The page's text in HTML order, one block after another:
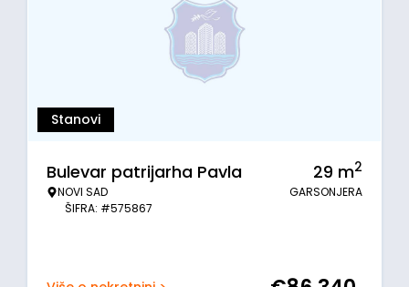
Stanovi
Bulevar patrijarha Pavla
NOVI SAD
ŠIFRA: #575867
29 m2
GARSONJERA